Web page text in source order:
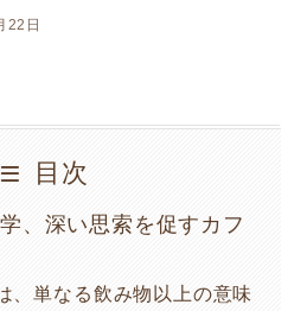
22日
目次
、深い思索を促すカフ
、単なる飲み物以上の意味